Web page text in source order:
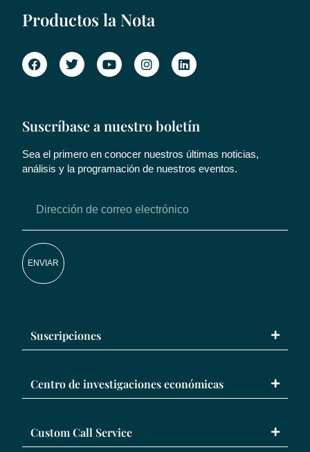
Productos la Nota
Suscríbase a nuestro boletín
Sea el primero en conocer nuestros últimas noticias,
análisis y la programación de nuestros eventos.
ENVIAR
Suscripciones
Centro de investigaciones económicas
Custom Call Service